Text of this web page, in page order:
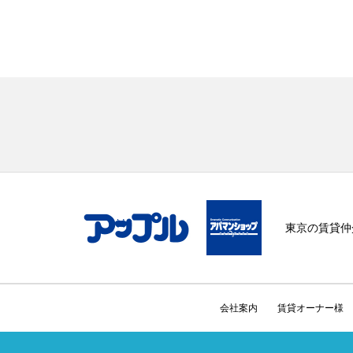
東京の賃貸
会社案内 賃貸オーナー様